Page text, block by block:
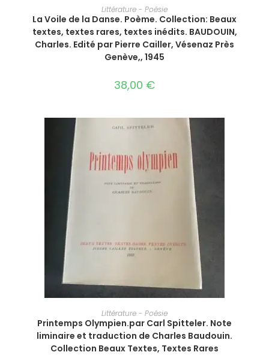
AJOUTER AU PANIER
Littérature - Poésie
La Voile de la Danse. Poème. Collection: Beaux
textes, textes rares, textes inédits. BAUDOUIN,
Charles. Edité par Pierre Cailler, Vésenaz Près
Genève,, 1945
38,00 €
AJOUTER AU PANIER
Littérature - Poésie
Printemps Olympien.par Carl Spitteler. Note
liminaire et traduction de Charles Baudouin.
Collection Beaux Textes, Textes Rares